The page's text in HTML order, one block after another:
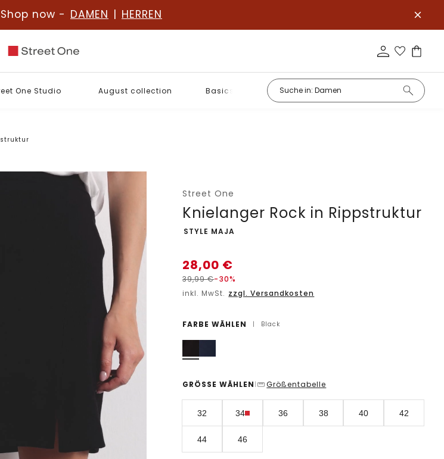
now - DAMEN | HERREN
One Studio August collection Basics
Street One
Knielanger Rock in Rippstruktur
-
STYLE MAJA
28,00 €
39,99€-30%
inkl. MwSt. zzgl. Versandkosten
FARBE WÄHLEN | Black
GRÖSSE WÄHLEN | Größentabelle
32 34 36 38 40 42
44 46